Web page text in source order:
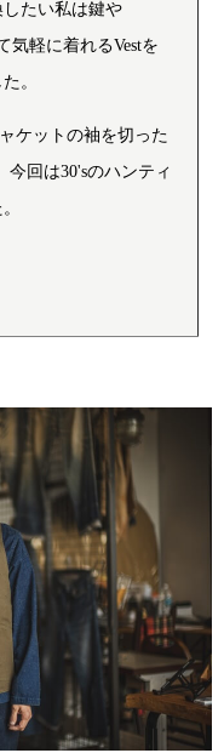
たい私は鍵や
気軽に着れるVestを
。
ケットの袖を切った
回は30'sのハンティ